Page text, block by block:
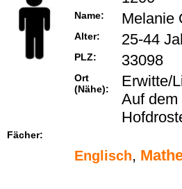
Name: Melanie
Alter: 25-44
PLZ: 33098
Ort
(Nähe):
Erwitte/
Auf dem
Fächer:
Englisch,